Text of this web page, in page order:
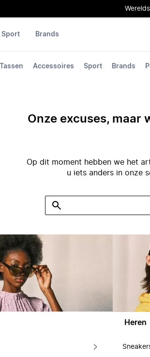
Tassen Accessoires Sport Brands
Sport Brands
Onze excuses, maar
Op dit moment hebben we het
u iets anders in onze
Heren